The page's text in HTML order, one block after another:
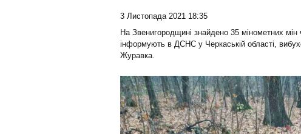
3 Листопада 2021 18:35
На Звенигородщині знайдено 35 мінометних мін
інформують в ДСНС у Черкаській області,
Журавка.